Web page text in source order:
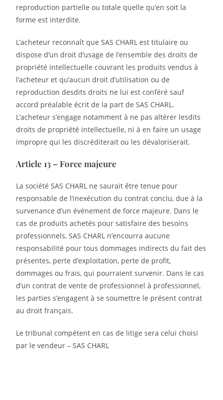
reproduction partielle ou totale quelle qu’en soit la
forme est interdite.
L’acheteur reconnaît que SAS CHARL est titulaire ou
dispose d’un droit d’usage de l’ensemble des droits de
propriété intellectuelle couvrant les produits vendus à
l’acheteur et qu’aucun droit d’utilisation ou de
reproduction desdits droits ne lui est conféré sauf
accord préalable écrit de la part de SAS CHARL.
L’acheteur s’engage notamment à ne pas altérer lesdits
droits de propriété intellectuelle, ni à en faire un usage
impropre qui les discréditerait ou les dévaloriserait.
Article 13 – Force majeure
La société SAS CHARL ne saurait être tenue pour
responsable de l’inexécution du contrat conclu, due à la
survenance d’un événement de force majeure. Dans le
cas de produits achetés pour satisfaire des besoins
professionnels, SAS CHARL n’encourra aucune
responsabilité pour tous dommages indirects du fait des
présentes, perte d’exploitation, perte de profit,
dommages ou frais, qui pourraient survenir. Dans le cas
d’un contrat de vente de professionnel à professionnel,
les parties s’engagent à se soumettre le présent contrat
au droit français.
Le tribunal compétent en cas de litige sera celui choisi
par le vendeur – SAS CHARL